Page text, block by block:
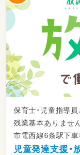
・社用
保育士・児童指導
残業基本ありませ
市電西線6条駅下
児童発達支援